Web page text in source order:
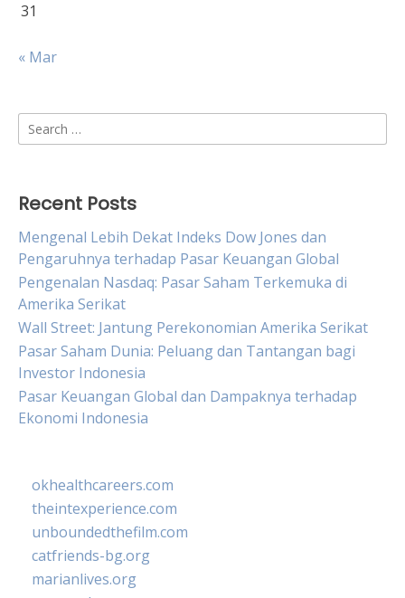
31
« Mar
Search
for:
Recent Posts
Mengenal Lebih Dekat Indeks Dow Jones dan
Pengaruhnya terhadap Pasar Keuangan Global
Pengenalan Nasdaq: Pasar Saham Terkemuka di
Amerika Serikat
Wall Street: Jantung Perekonomian Amerika Serikat
Pasar Saham Dunia: Peluang dan Tantangan bagi
Investor Indonesia
Pasar Keuangan Global dan Dampaknya terhadap
Ekonomi Indonesia
okhealthcareers.com
theintexperience.com
unboundedthefilm.com
catfriends-bg.org
marianlives.org